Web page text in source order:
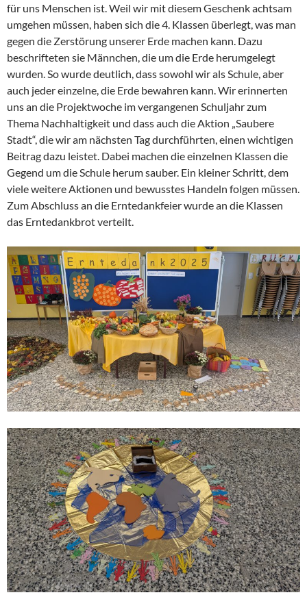
für uns Menschen ist. Weil wir mit diesem Geschenk achtsam
umgehen müssen, haben sich die 4. Klassen überlegt, was man
gegen die Zerstörung unserer Erde machen kann. Dazu
beschrifteten sie Männchen, die um die Erde herumgelegt
wurden. So wurde deutlich, dass sowohl wir als Schule, aber
auch jeder einzelne, die Erde bewahren kann. Wir erinnerten
uns an die Projektwoche im vergangenen Schuljahr zum
Thema Nachhaltigkeit und dass auch die Aktion „Saubere
Stadt“, die wir am nächsten Tag durchführten, einen wichtigen
Beitrag dazu leistet. Dabei machen die einzelnen Klassen die
Gegend um die Schule herum sauber. Ein kleiner Schritt, dem
viele weitere Aktionen und bewusstes Handeln folgen müssen.
Zum Abschluss an die Erntedankfeier wurde an die Klassen
das Erntedankbrot verteilt.